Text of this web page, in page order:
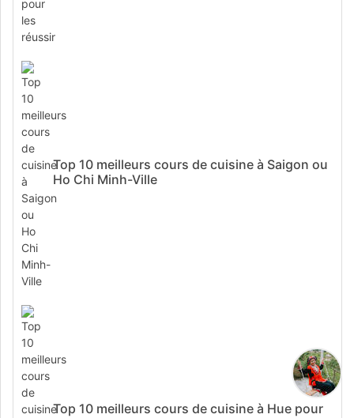
Top 10 meilleurs cours de cuisine à Saigon ou
Ho Chi Minh-Ville
Top 10 meilleurs cours de cuisine à Hue pour